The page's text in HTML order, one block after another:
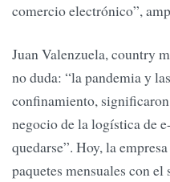
comercio electrónico”,
Juan Valenzuela, country
no duda: “la pandemia y
confinamiento,
negocio de la logística de
quedarse”. Hoy, la
paquetes mensuales con